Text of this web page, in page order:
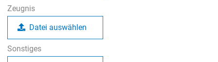
Zeugnis
Datei auswählen
Sonstiges